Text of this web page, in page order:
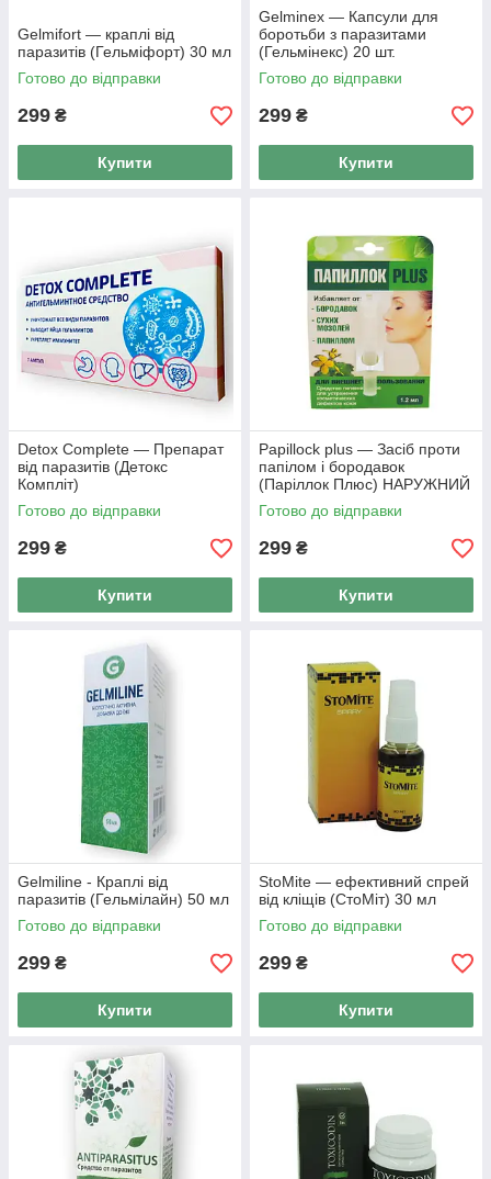
Gelmifort — краплі від
паразитів (Гельміфорт) 30 мл
Готово до відправки
299 ₴
Купити
Gelminex — Капсули для
боротьби з паразитами
(Гельмінекс) 20 шт.
Готово до відправки
299 ₴
Купити
Detox Complete — Препарат
від паразитів (Детокс
Компліт)
Готово до відправки
299 ₴
Купити
Papillock plus — Засіб проти
папілом і бородавок
(Паріллок Плюс) НАРУЖНИЙ
Готово до відправки
299 ₴
Купити
Gelmiline - Краплі від
паразитів (Гельмілайн) 50 мл
Готово до відправки
299 ₴
Купити
StoMite — ефективний спрей
від кліщів (СтоМіт) 30 мл
Готово до відправки
299 ₴
Купити